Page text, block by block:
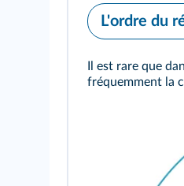
L'ordre du
Il est rare que
fréquemment la